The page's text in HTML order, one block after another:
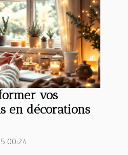
vos
en décorations
00:24